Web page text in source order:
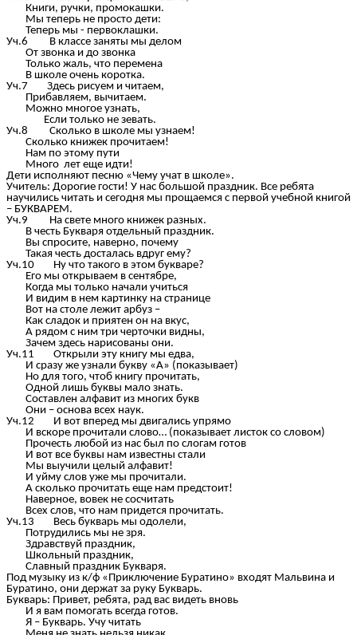
Книги, ручки, промокашки.
Мы теперь не просто дети:
Теперь мы - первоклашки.
Уч.6 В классе заняты мы делом
От звонка и до звонка
Только жаль, что перемена
В школе очень коротка.
Уч.7 Здесь рисуем и читаем,
Прибавляем, вычитаем.
Можно многое узнать,
Если только не зевать.
Уч.8 Сколько в школе мы узнаем!
Сколько книжек прочитаем!
Нам по этому пути
Много лет еще идти!
Дети исполняют песню «Чему учат в школе».
Учитель: Дорогие гости! У нас большой праздник. Все ребята
научились читать и сегодня мы прощаемся с первой учебной книгой
– БУКВАРЕМ.
Уч.9 На свете много книжек разных.
В честь Букваря отдельный праздник.
Вы спросите, наверно, почему
Такая честь досталась вдруг ему?
Уч.10 Ну что такого в этом букваре?
Его мы открываем в сентябре,
Когда мы только начали учиться
И видим в нем картинку на странице
Вот на столе лежит арбуз –
Как сладок и приятен он на вкус,
А рядом с ним три черточки видны,
Зачем здесь нарисованы они.
Уч.11 Открыли эту книгу мы едва,
И сразу же узнали букву «А» (показывает)
Но для того, чтоб книгу прочитать,
Одной лишь буквы мало знать.
Составлен алфавит из многих букв
Они – основа всех наук.
Уч.12 И вот вперед мы двигались упрямо
И вскоре прочитали слово… (показывает листок со словом)
Прочесть любой из нас был по слогам готов
И вот все буквы нам известны стали
Мы выучили целый алфавит!
И уйму слов уже мы прочитали.
А сколько прочитать еще нам предстоит!
Наверное, вовек не сосчитать
Всех слов, что нам придется прочитать.
Уч.13 Весь букварь мы одолели,
Потрудились мы не зря.
Здравствуй праздник,
Школьный праздник,
Славный праздник Букваря.
Под музыку из к/ф «Приключение Буратино» входят Мальвина и
Буратино, они держат за руку Букварь.
Букварь: Привет, ребята, рад вас видеть вновь
И я вам помогать всегда готов.
Я – Букварь. Учу читать